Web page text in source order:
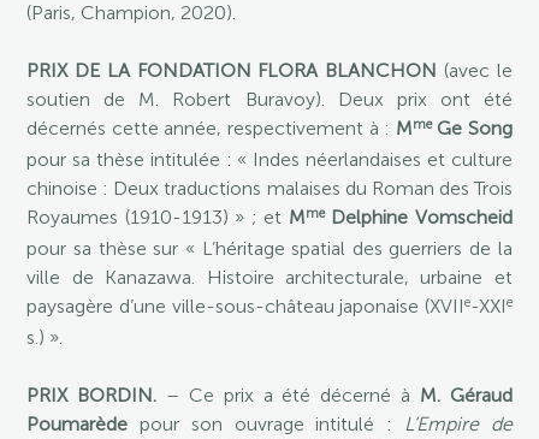
(Paris, Champion, 2020).
PRIX DE LA FONDATION FLORA BLANCHON (avec le
soutien de M. Robert Buravoy). Deux prix ont été
décernés cette année, respectivement à : MmeGe Song
pour sa thèse intitulée : « Indes néerlandaises et culture
chinoise : Deux traductions malaises du Roman des Trois
Royaumes (1910-1913) » ; et MmeDelphine Vomscheid
pour sa thèse sur « L’héritage spatial des guerriers de la
ville de Kanazawa. Histoire architecturale, urbaine et
paysagère d’une ville-sous-château japonaise (XVIIe-XXIe
s.) ».
PRIX BORDIN. – Ce prix a été décerné à M. Géraud
Poumarède pour son ouvrage intitulé : L’Empire de